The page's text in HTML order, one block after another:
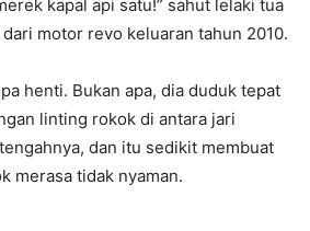
kapal api satu!” sahut lelaki tua
motor revo keluaran tahun 2010.
henti. Bukan apa, dia duduk tepat
linting rokok di antara jari
dan itu sedikit membuat
merasa tidak nyaman.